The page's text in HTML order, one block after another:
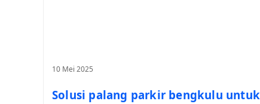
10 Mei 2025
Solusi palang parkir bengkulu untuk